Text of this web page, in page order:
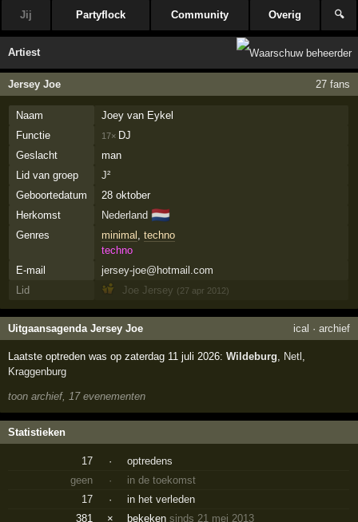
Jij Partyflock Community Overig 🔍
Artiest
Jersey Joe 27 fans
Naam
Joey van Eykel
Functie
17× DJ
Geslacht
man
Lid van groep
J²
Geboortedatum
28 oktober
Herkomst
Nederland 🇳🇱
Genres minimal techno
techno
E-mail
jersey-joe@hotmail.com
Lid
Joe Jersey (27 apr 2012)
Uitgaansagenda Jersey Joe ical · archief
Laatste optreden was op zaterdag 11 juli 2026:Wildeburg Netl
Kraggenburg
toon archief, 17 evenementen
Statistieken
17 ·
optredens
geen
·
in de toekomst
17
·
in het verleden
381
× bekekensinds 21 mei 2013